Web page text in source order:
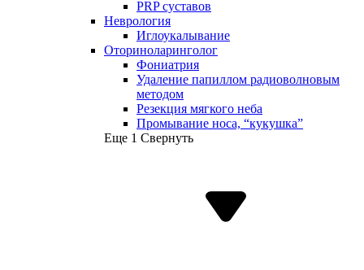
PRP суставов
Неврология
Иглоукалывание
Оториноларинголог
Фониатрия
Удаление папиллом радиоволновым
методом
Резекция мягкого неба
Промывание носа, “кукушка”
Еще 1 Свернуть